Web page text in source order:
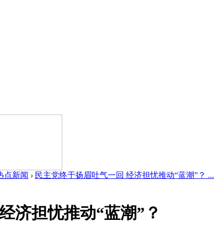
点新闻 › 民主党终于扬眉吐气一回 经济担忧推动“蓝潮”？ ...
济担忧推动“蓝潮”？